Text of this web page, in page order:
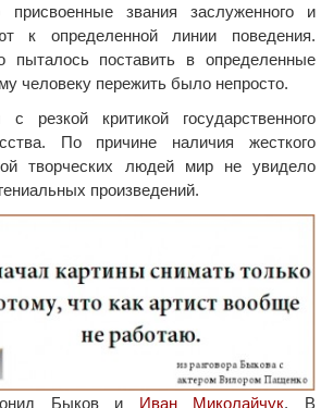
звания заслуженного и
к определенной линии поведения.
пыталось поставить в определенные
человеку пережить было непросто.
резкой критикой государственного
По причине наличия жесткого
творческих людей мир не увидело
произведений.
Быков и Иван Миколайчук. В